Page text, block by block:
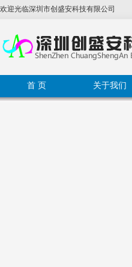
欢迎光临深圳市创盛安科技有限公司
首 页 关于我们